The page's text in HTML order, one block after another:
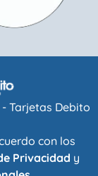
Tarjetas Debito
con los
Privacidad y